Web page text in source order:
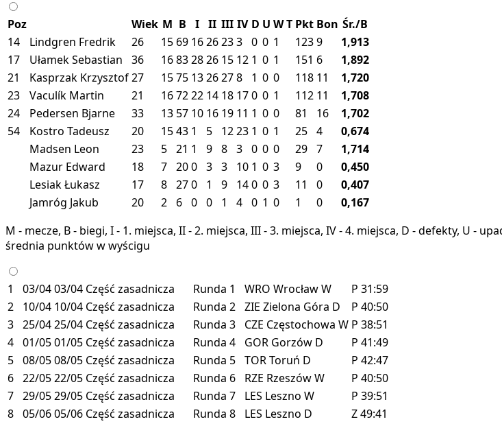
Poz Wiek M B I II III IV D U WT Pkt Bon Śr./B
14
Lindgren Fredrik 26 15 69 1626233 0 0 1 1239
1,913
17
Ułamek Sebastian 36 16832826 15 12 1 0 1 151 6
1,892
21
Kasprzak Krzysztof27 1575 1326278 1 0 0 118 11
1,720
23
Vaculík Martin 21 167222 14 18 170 0 1 112 11
1,708
24
Pedersen Bjarne 33 13 57 10 16 19 11 1 0 0 81 16
1,702
54
Kostro Tadeusz 20 1543 1 5 1223 1 0 1 25 4
0,674
Madsen Leon
23 5 21 1 9 8 3 0 0 0 29 7
1,714
Mazur Edward
18 7 200 3 3 10 1 0 3 9 0
0,450
Lesiak Łukasz
17 8 270 1 9 140 0 3 11 0
0,407
Jamróg Jakub
20 2 6 0 0 1 4 0 1 0 1 0
0,167
M - mecze, B - biegi, I - 1. miejsca, II - 2. miejsca, III - 3. miejsca, IV - 4. miejsca, D - defekty, U -
średnia punktów w wyścigu
1 03/0403/04 Część zasadnicza Runda 1 WRO WrocławW P 31:59
2
10/04 10/04 Część zasadnicza Runda 2 ZIE Zielona Góra D P 40:50
3 25/0425/04 Część zasadnicza Runda 3 CZE Częstochowa W P 38:51
4 01/0501/05 Część zasadnicza Runda 4 GOR Gorzów D P 41:49
5 08/0508/05 Część zasadnicza Runda 5 TORToruń D P 42:47
6 22/0522/05 Część zasadnicza Runda 6 RZE RzeszówW P 40:50
7 29/0529/05 Część zasadnicza Runda 7 LES Leszno W P 39:51
8 05/0605/06 Część zasadnicza Runda 8 LES Leszno D Z49:41